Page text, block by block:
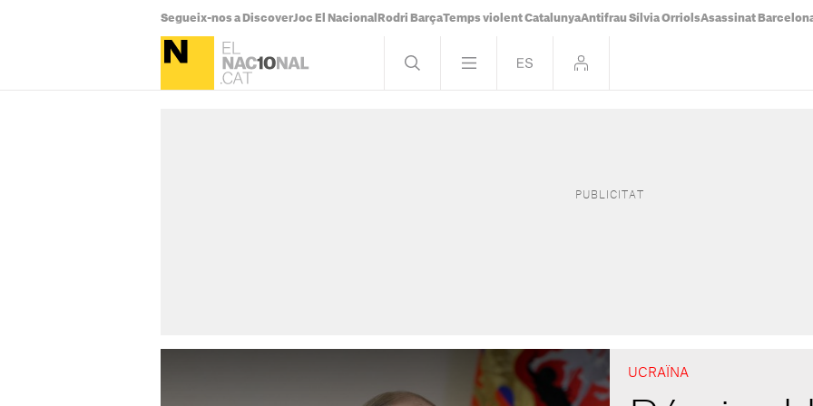
Segueix-nos a DiscoverJoc El Nacional Rodri BarçaTemps violent CatalunyaAntifrau Sílvia OrriolsAsassinat
UCRAÏNA